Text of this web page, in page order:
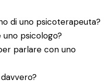
di uno psicoterapeuta?
psicologo?
parlare con uno